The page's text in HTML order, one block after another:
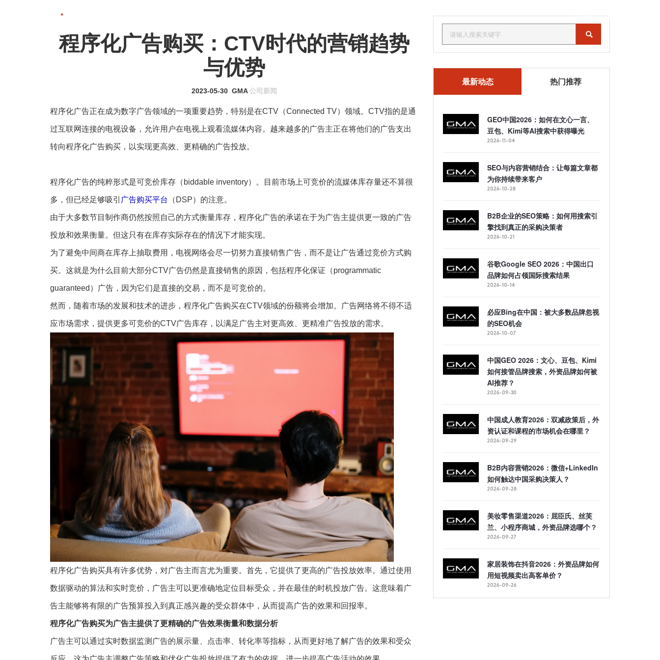
联系我们 MENU
程序化广告购买：CTV时代的营销趋势
与优势
2023-05-30 GMA 公司新闻
程序化广告正在成为数字广告领域的一项重要趋势，特别是在CTV（Connected TV）领域。CTV指的是通
过互联网连接的电视设备，允许用户在电视上观看流媒体内容。越来越多的广告主正在将他们的广告支出
转向程序化广告购买，以实现更高效、更精确的广告投放。
程序化广告的纯粹形式是可竞价库存（biddable inventory）。目前市场上可竞价的流媒体库存量还不算很
多，但已经足够吸引 广告购买平台 （DSP）的注意。
由于大多数节目制作商仍然按照自己的方式衡量库存，程序化广告的承诺在于为广告主提供更一致的广告
投放和效果衡量。但这只有在库存实际存在的情况下才能实现。
为了避免中间商在库存上抽取费用，电视网络会尽一切努力直接销售广告，而不是让广告通过竞价方式购
买。这就是为什么目前大部分CTV广告仍然是直接销售的原因，包括程序化保证（programmatic
guaranteed）广告，因为它们是直接的交易，而不是可竞价的。
然而，随着市场的发展和技术的进步，程序化广告购买在CTV领域的份额将会增加。广告网络将不得不适
应市场需求，提供更多可竞价的CTV广告库存，以满足广告主对更高效、更精准广告投放的需求。
程序化广告购买具有许多优势，对广告主而言尤为重要。首先，它提供了更高的广告投放效率。通过使用
数据驱动的算法和实时竞价，广告主可以更准确地定位目标受众，并在最佳的时机投放广告。这意味着广
告主能够将有限的广告预算投入到真正感兴趣的受众群体中，从而提高广告的效果和回报率。
程序化广告购买为广告主提供了更精确的广告效果衡量和数据分析
广告主可以通过实时数据监测广告的展示量、点击率、转化率等指标，从而更好地了解广告的效果和受众
最新动态 热门推荐
GEO中国2026：如何在文心一言、
豆包、Kimi等AI搜索中获得曝光
2026-11-04
SEO与内容营销结合：让每篇文章都
为你持续带来客户
2026-10-28
B2B企业的SEO策略：如何用搜索引
擎找到真正的采购决策者
2026-10-21
谷歌Google SEO 2026：中国出口
品牌如何占领国际搜索结果
2026-10-14
必应Bing在中国：被大多数品牌忽视
的SEO机会
2026-10-07
中国GEO 2026：文心、豆包、Kimi
如何接管品牌搜索，外资品牌如何被
AI推荐？
2026-09-30
中国成人教育2026：双减政策后，外
资认证和课程的市场机会在哪里？
2026-09-29
B2B内容营销2026：微信+LinkedIn
如何触达中国采购决策人？
2026-09-28
美妆零售渠道2026：屈臣氏、丝芙
兰、小程序商城，外资品牌选哪个？
2026-09-27
家居装饰在抖音2026：外资品牌如何
用短视频卖出高客单价？
2026-09-26